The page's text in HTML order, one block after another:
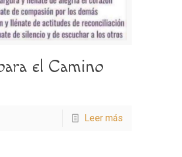
el Camino
Leer más